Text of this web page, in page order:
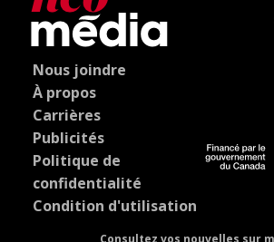
Nous joindre
À propos
Carrières
Publicités
Politique de
confidentialité
Condition d'utilisation